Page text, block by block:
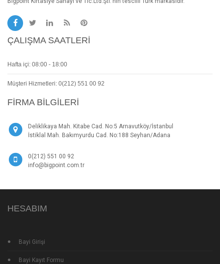
ÇALIŞMA SAATLERI
Hafta içi: 08:00 - 18:00
Müşteri Hizmetleri: 0(212) 551 00 92
FIRMA BILGILERI
Deliklikaya Mah. Kitabe Cad. No:5 Arnavutköy/İstanbul
İstiklal Mah. Bakımyurdu Cad. No:188 Seyhan/Adana
0(212) 551 00 92
info@bigpoint.com.tr
HESABIM
Bayi Girişi
Bayi Kayıt Formu